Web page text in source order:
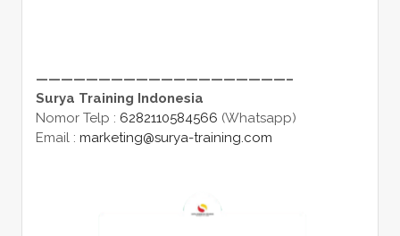
————————————————————–
Surya Training Indonesia
Nomor Telp : 6282110584566 (Whatsapp)
Email : marketing@surya-training.com